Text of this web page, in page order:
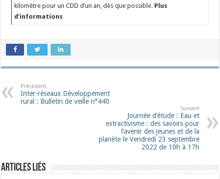
kilomètre pour un CDD d’un an, dès que possible. Plus
d’informations
Précédent
Inter-réseaux Développement
rural : Bulletin de veille n°440
Suivant
Journée d’étude : Eau et
extractivisme : des savoirs pour
l’avenir des jeunes et de la
planète le Vendredi 23 septembre
2022 de 10h à 17h
Articles liés